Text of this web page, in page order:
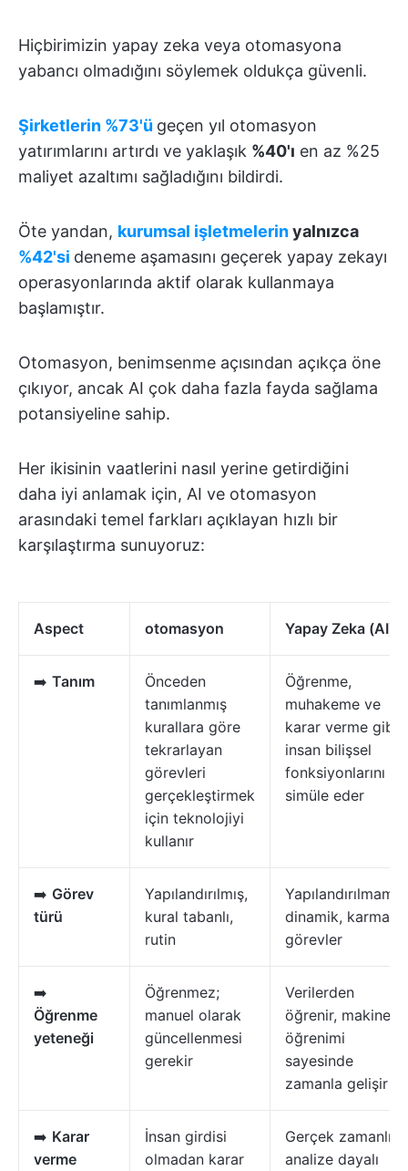
Hiçbirimizin yapay zeka veya otomasyona
yabancı olmadığını söylemek oldukça güvenli.
Şirketlerin %73'ü geçen yıl otomasyon
yatırımlarını artırdı ve yaklaşık %40'ı en az %25
maliyet azaltımı sağladığını bildirdi.
Öte yandan, kurumsal işletmelerinyalnızca
%42'si deneme aşamasını geçerek yapay zekayı
operasyonlarında aktif olarak kullanmaya
başlamıştır.
Otomasyon, benimsenme açısından açıkça öne
çıkıyor, ancak AI çok daha fazla fayda sağlama
potansiyeline sahip.
Her ikisinin vaatlerini nasıl yerine getirdiğini
daha iyi anlamak için, AI ve otomasyon
arasındaki temel farkları açıklayan hızlı bir
karşılaştırma sunuyoruz:
Aspect otomasyon Yapay Zeka (AI)
➡️ Tanım
Önceden
tanımlanmış
kurallara göre
tekrarlayan
görevleri
gerçekleştirmek
için teknolojiyi
kullanır
Öğrenme,
muhakeme ve
karar verme gibi
insan bilişsel
fonksiyonlarını
simüle eder
➡️ Görev
türü
Yapılandırılmış,
kural tabanlı,
rutin
Yapılandırılmamış,
dinamik, karmaşık
görevler
➡️
Öğrenme
yeteneği
Öğrenmez;
manuel olarak
güncellenmesi
gerekir
Verilerden
öğrenir, makine
öğrenimi
sayesinde
zamanla gelişir
➡️ Karar
verme
İnsan girdisi
olmadan karar
Gerçek zamanlı
analize dayalı